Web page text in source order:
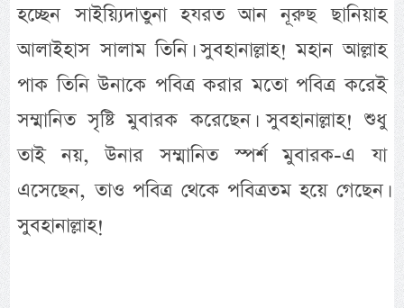
হচ্ছেন সাইয়্যিদাতুনা হযরত আন নূরুছ ছানিয়াহ
আলাইহাস সালাম তিনি। সুবহানাল্লাহ! মহান আল্লাহ
পাক তিনি উনাকে পবিত্র করার মতো পবিত্র করেই
সম্মানিত সৃষ্টি মুবারক করেছেন। সুবহানাল্লাহ! শুধু
তাই নয়, উনার সম্মানিত স্পর্শ মুবারক-এ যা
এসেছেন, তাও পবিত্র থেকে পবিত্রতম হয়ে গেছেন।
সুবহানাল্লাহ!